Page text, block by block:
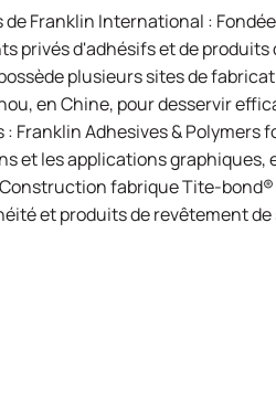
de Franklin International :
privés d'adhésifs et de
plusieurs sites de
en Chine, pour desservir
: Franklin Adhesives &
et les applications graphiques,
fabriqueTite-bond®
et produits de revêtement de